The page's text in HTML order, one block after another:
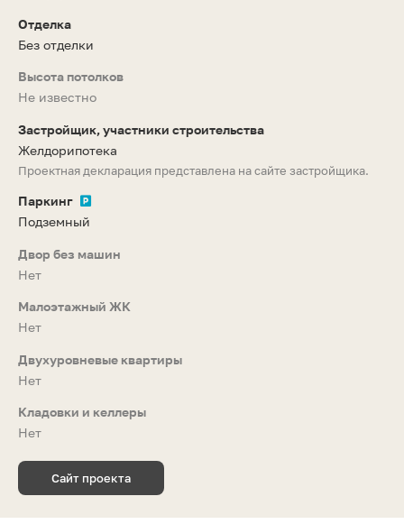
Отделка
Без отделки
Высота потолков
Не известно
Застройщик, участники строительства
Желдорипотека
Проектная декларация представлена на сайте застройщика.
Паркинг
Подземный
Двор без машин
Нет
Малоэтажный ЖК
Нет
Двухуровневые квартиры
Нет
Кладовки и келлеры
Нет
Сайт проекта